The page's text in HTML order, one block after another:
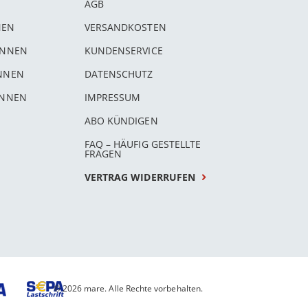
AGB
VERSANDKOSTEN
KUNDENSERVICE
DATENSCHUTZ
IMPRESSUM
ABO KÜNDIGEN
FAQ – HÄUFIG GESTELLTE
FRAGEN
VERTRAG WIDERRUFEN
© 2026 mare. Alle Rechte vorbehalten.